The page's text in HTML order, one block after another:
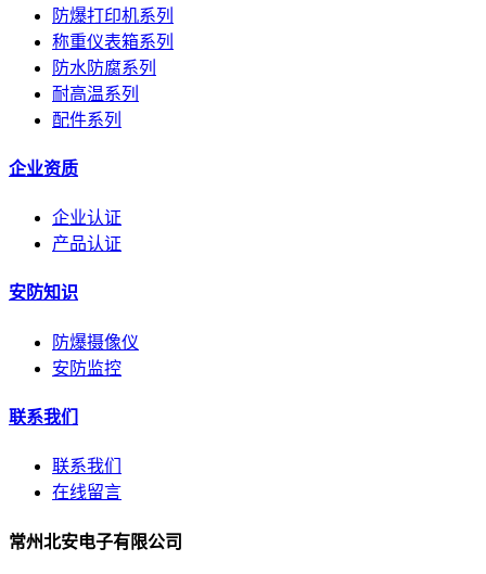
防爆打印机系列
称重仪表箱系列
防水防腐系列
耐高温系列
配件系列
企业资质
企业认证
产品认证
安防知识
防爆摄像仪
安防监控
联系我们
联系我们
在线留言
常州北安电子有限公司